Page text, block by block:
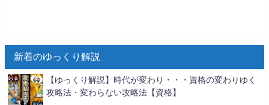
新着のゆっくり解説
【ゆっくり解説】時代が変わり・・・資格の変わりゆく
攻略法・変わらない攻略法【資格】